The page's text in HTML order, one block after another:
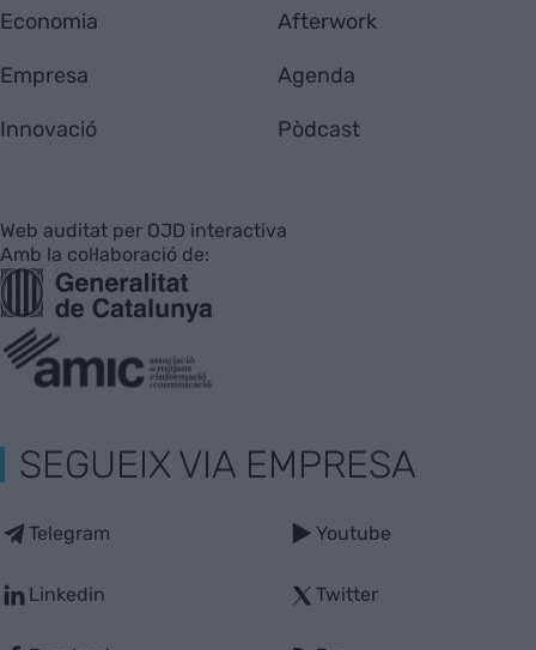
Economia
Empresa
Innovació
Afterwork
Agenda
Pòdcast
Web auditat per OJD interactiva
Amb la col·laboració de:
SEGUEIX VIA EMPRESA
Telegram
Linkedin
Youtube
Twitter